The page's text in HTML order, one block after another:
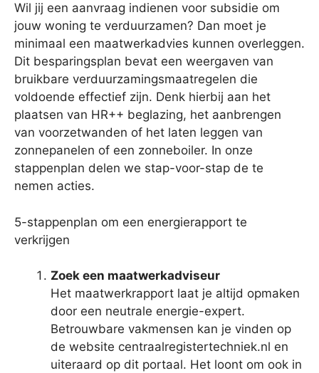
Wil jij een aanvraag indienen voor subsidie om
jouw woning te verduurzamen? Dan moet je
minimaal een maatwerkadvies kunnen overleggen.
Dit besparingsplan bevat een weergaven van
bruikbare verduurzamingsmaatregelen die
voldoende effectief zijn. Denk hierbij aan het
plaatsen van HR++ beglazing, het aanbrengen
van voorzetwanden of het laten leggen van
zonnepanelen of een zonneboiler. In onze
stappenplan delen we stap-voor-stap de te
nemen acties.
5-stappenplan om een energierapport te
verkrijgen
Zoek een maatwerkadviseur
Het maatwerkrapport laat je altijd opmaken
door een neutrale energie-expert.
Betrouwbare vakmensen kan je vinden op
de website centraalregistertechniek.nl en
uiteraard op dit portaal. Het loont om ook in